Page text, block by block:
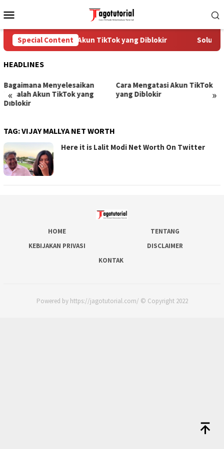
to
Menu
Special Content
Cara Mengatasi Akun TikTok yang Diblokir Solusi
HEADLINES
« »
Bagaimana Menyelesaikan
Masalah Akun TikTok yang
Diblokir
Cara Mengatasi Akun TikTok
yang Diblokir
TAG:VIJAY MALLYA NET WORTH
Here it is Lalit Modi Net Worth On Twitter
HOME
TENTANG
KEBIJAKAN PRIVASI
DISCLAIMER
KONTAK
Powered by https://jagotutorial.com/ © Copyright 2022